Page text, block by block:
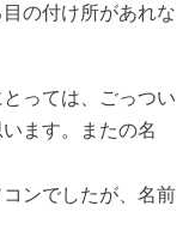
の付け所があれな
っては、ごっつい
ます。またの名
ンでしたが、名前